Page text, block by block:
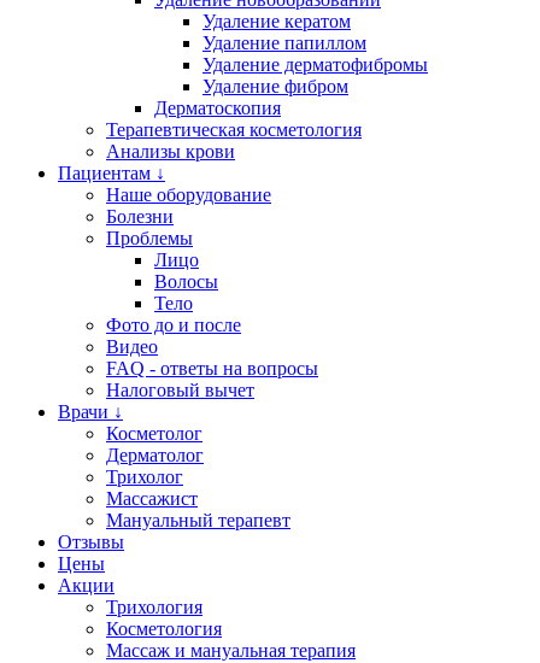
Удаление кератом
Удаление папиллом
Удаление дерматофибромы
Удаление фибром
Дерматоскопия
Терапевтическая косметология
Анализы крови
Пациентам ↓
Наше оборудование
Болезни
Проблемы
Лицо
Волосы
Тело
Фото до и после
Видео
FAQ - ответы на вопросы
Налоговый вычет
Врачи ↓
Косметолог
Дерматолог
Трихолог
Массажист
Мануальный терапевт
Отзывы
Цены
Акции
Трихология
Косметология
Массаж и мануальная терапия